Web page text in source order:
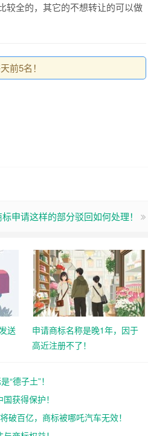
较全的，其它的不想转让的可以做
前5名！
标申请这样的部分驳回如何处理！
送
申请商标名称是晚1年，因于
高近注册不了！
“德子土”！
获得保护！
破百亿，商标被哪吒汽车无效！